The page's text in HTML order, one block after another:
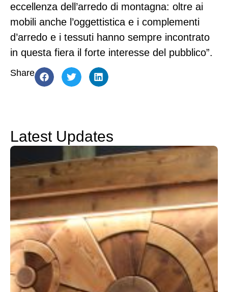
eccellenza dell’arredo di montagna: oltre ai
mobili anche l’oggettistica e i complementi
d’arredo e i tessuti hanno sempre incontrato
in questa fiera il forte interesse del pubblico”.
Share
Latest Updates